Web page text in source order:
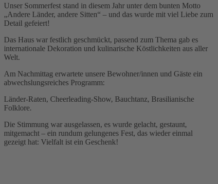
Unser Sommerfest stand in diesem Jahr unter dem bunten Motto
„Andere Länder, andere Sitten“ – und das wurde mit viel Liebe zum
Detail gefeiert!
Das Haus war festlich geschmückt, passend zum Thema gab es
internationale Dekoration und kulinarische Köstlichkeiten aus aller
Welt.
Am Nachmittag erwartete unsere Bewohner/innen und Gäste ein
abwechslungsreiches Programm:
Länder-Raten, Cheerleading-Show, Bauchtanz, Brasilianische
Folklore.
Die Stimmung war ausgelassen, es wurde gelacht, gestaunt,
mitgemacht – ein rundum gelungenes Fest, das wieder einmal
gezeigt hat: Vielfalt ist ein Geschenk!